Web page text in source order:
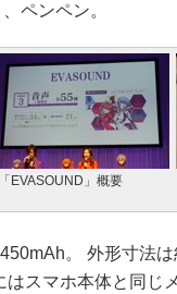
ペンペン。
「EVASOUND」概要
。 外形寸法
スマホ本体と同じ